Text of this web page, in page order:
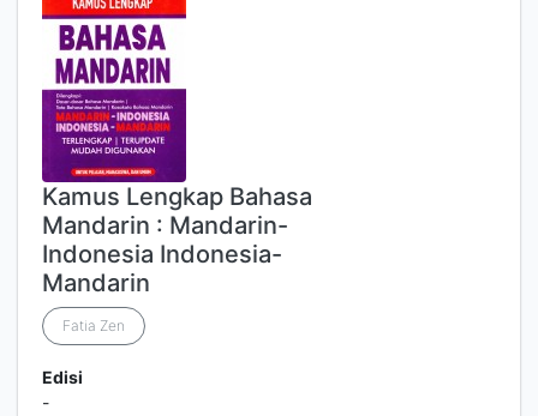
Kamus Lengkap Bahasa
Mandarin : Mandarin-
Indonesia Indonesia-
Mandarin
Fatia Zen
Edisi
-